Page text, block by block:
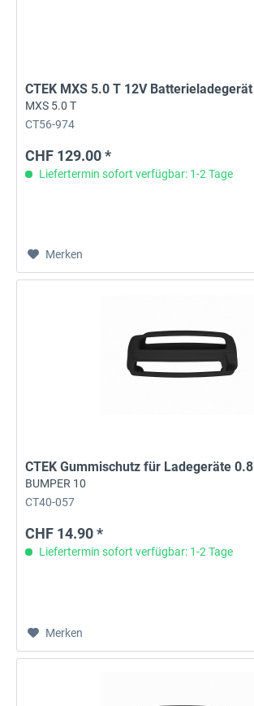
CTEK MXS 5.0 T 12V Batterieladegerät
MXS 5.0 T
CT56-974
CHF 129.00 *
Liefertermin sofort verfügbar: 1-2 Tage
Merken
CTEK Gummischutz für Ladegeräte 0.8
BUMPER 10
CT40-057
CHF 14.90 *
Liefertermin sofort verfügbar: 1-2 Tage
Merken